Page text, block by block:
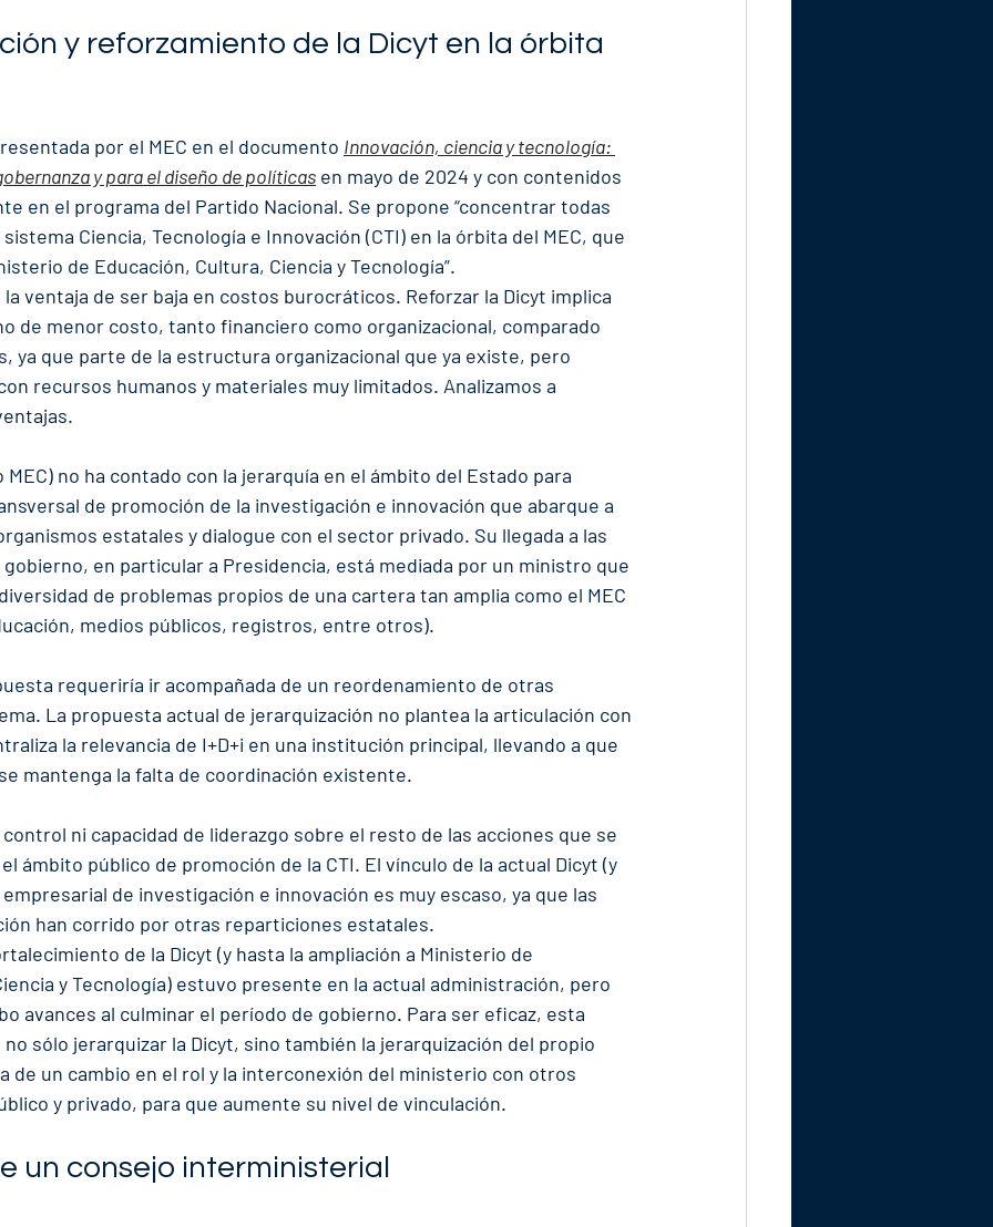
y reforzamiento de la Dicyt en la órbita
por el MEC en el documento Innovación, ciencia y tecnología:
y para el diseño de políticas en mayo de 2024 y con contenidos
en el programa del Partido Nacional. Se propone “concentrar todas
Ciencia, Tecnología e Innovación (CTI) en la órbita del MEC, que
de Educación, Cultura, Ciencia y Tecnología”.
ventaja de ser baja en costos burocráticos. Reforzar la Dicyt implica
de menor costo, tanto financiero como organizacional, comparado
ya que parte de la estructura organizacional que ya existe, pero
recursos humanos y materiales muy limitados. Analizamos a
MEC) no ha contado con la jerarquía en el ámbito del Estado para
de promoción de la investigación e innovación que abarque a
estatales y dialogue con el sector privado. Su llegada a las
en particular a Presidencia, está mediada por un ministro que
de problemas propios de una cartera tan amplia como el MEC
medios públicos, registros, entre otros).
requeriría ir acompañada de un reordenamiento de otras
La propuesta actual de jerarquización no plantea la articulación con
la relevancia de I+D+i en una institución principal, llevando a que
mantenga la falta de coordinación existente.
ni capacidad de liderazgo sobre el resto de las acciones que se
ámbito público de promoción de la CTI. El vínculo de la actual Dicyt (y
de investigación e innovación es muy escaso, ya que las
han corrido por otras reparticiones estatales.
de la Dicyt (y hasta la ampliación a Ministerio de
y Tecnología) estuvo presente en la actual administración, pero
avances al culminar el período de gobierno. Para ser eficaz, esta
sólo jerarquizar la Dicyt, sino también la jerarquización del propio
de un cambio en el rol y la interconexión del ministerio con otros
y privado, para que aumente su nivel de vinculación.
un consejo interministerial